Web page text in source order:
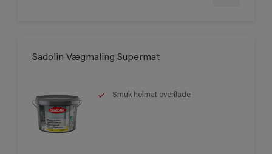
Sadolin Vægmaling Supermat
Smuk helmat overflade